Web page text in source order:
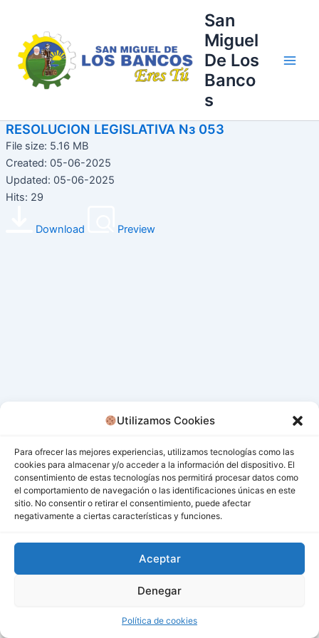
Utilizamos Cookies
Para ofrecer las mejores experiencias, utilizamos tecnologías como las
cookies para almacenar y/o acceder a la información del dispositivo. El
consentimiento de estas tecnologías nos permitirá procesar datos como
el comportamiento de navegación o las identificaciones únicas en este
sitio. No consentir o retirar el consentimiento, puede afectar
negativamente a ciertas características y funciones.
Aceptar
Denegar
Política de cookies
contenido
San
Miguel
De Los
Banco
s
RESOLUCION LEGISLATIVA Nз 053
File size: 5.16 MB
Created: 05-06-2025
Updated: 05-06-2025
Hits: 29
Download Preview
Todos los derechos © 2026 San Miguel De Los Bancos |